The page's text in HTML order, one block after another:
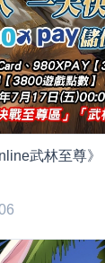
武林至尊》